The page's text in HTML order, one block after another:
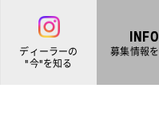
ディーラーの
"今"を知る
INFO
募集情報を